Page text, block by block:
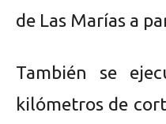
de Las Marías a
También se
kilómetros de